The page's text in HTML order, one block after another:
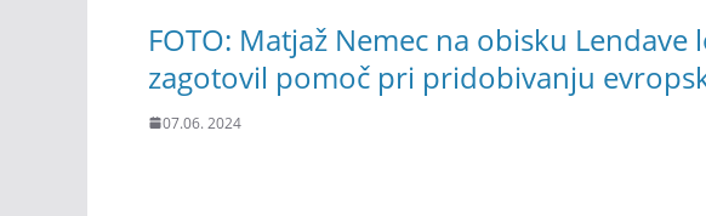
FOTO: Matjaž Nemec na obisku
zagotovil pomoč pri pridobivanju
07.06. 2024